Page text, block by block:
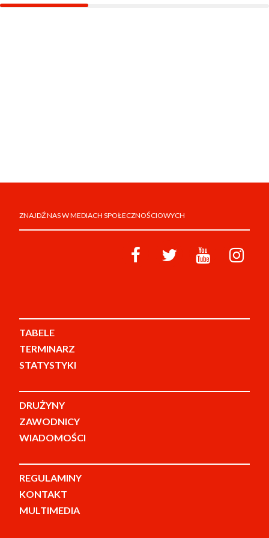
ZNAJDŹ NAS W MEDIACH SPOŁECZNOŚCIOWYCH
TABELE
TERMINARZ
STATYSTYKI
DRUŻYNY
ZAWODNICY
WIADOMOŚCI
REGULAMINY
KONTAKT
MULTIMEDIA